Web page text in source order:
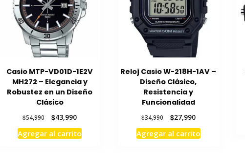
Casio MTP-VD01D-1E2V
MH272 – Elegancia y
Robustez en un Diseño
Clásico
$54,990
El
precio
original
$43,990El
precio
actual
Agregar al carrito
Reloj Casio W-218H-1AV –
Diseño Clásico,
Resistencia y
Funcionalidad
$34,990
precio
original
$27,990El
precio
actual
Agregar al carrito